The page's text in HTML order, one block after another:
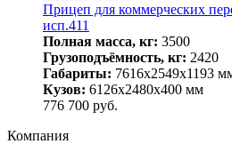
Прицеп для коммерческих
исп.411
Полная масса, кг: 3500
Грузоподъёмность, кг: 2420
Габариты: 7616x2549x1193
Кузов: 6126х2480х400 мм
776 700 руб.
Компания